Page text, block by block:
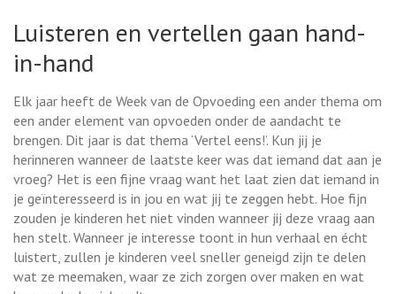
Luisteren en vertellen gaan hand-
in-hand
Elk jaar heeft de Week van de Opvoeding een ander thema om
een ander element van opvoeden onder de aandacht te
brengen. Dit jaar is dat thema ‘Vertel eens!’. Kun jij je
herinneren wanneer de laatste keer was dat iemand dat aan je
vroeg? Het is een fijne vraag want het laat zien dat iemand in
je geïnteresseerd is in jou en wat jij te zeggen hebt. Hoe fijn
zouden je kinderen het niet vinden wanneer jij deze vraag aan
hen stelt. Wanneer je interesse toont in hun verhaal en écht
luistert, zullen je kinderen veel sneller geneigd zijn te delen
wat ze meemaken, waar ze zich zorgen over maken en wat